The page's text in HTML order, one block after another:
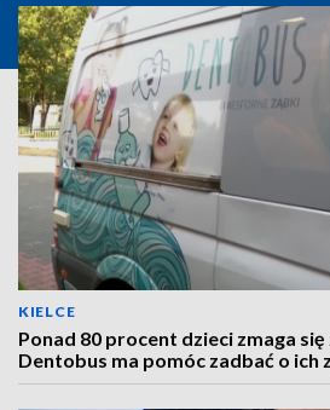
KIELCE
Ponad 80 procent dzieci zmaga się
Dentobus ma pomóc zadbać o ich